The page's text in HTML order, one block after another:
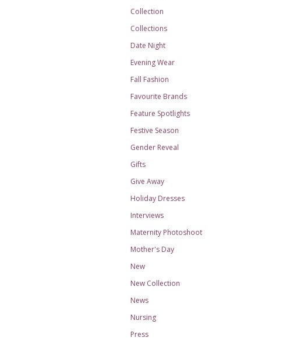
Collection
Collections
Date Night
Evening Wear
Fall Fashion
Favourite Brands
Feature Spotlights
Festive Season
Gender Reveal
Gifts
Give Away
Holiday Dresses
Interviews
Maternity Photoshoot
Mother's Day
New
New Collection
News
Nursing
Press